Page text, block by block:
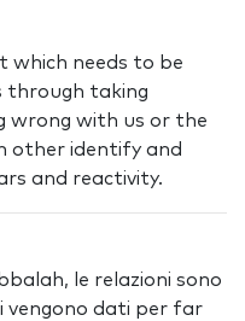
needs to be
through taking
wrong with us or the
other identify and
and reactivity.
le relazioni sono
vengono dati per far